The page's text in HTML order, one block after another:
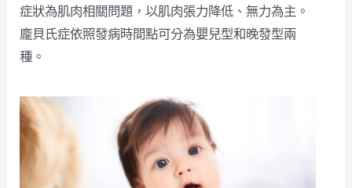
症狀為肌肉相關問題，以肌肉張力降低、無力為主。
龐貝氏症依照發病時間點可分為嬰兒型和晚發型兩
種。